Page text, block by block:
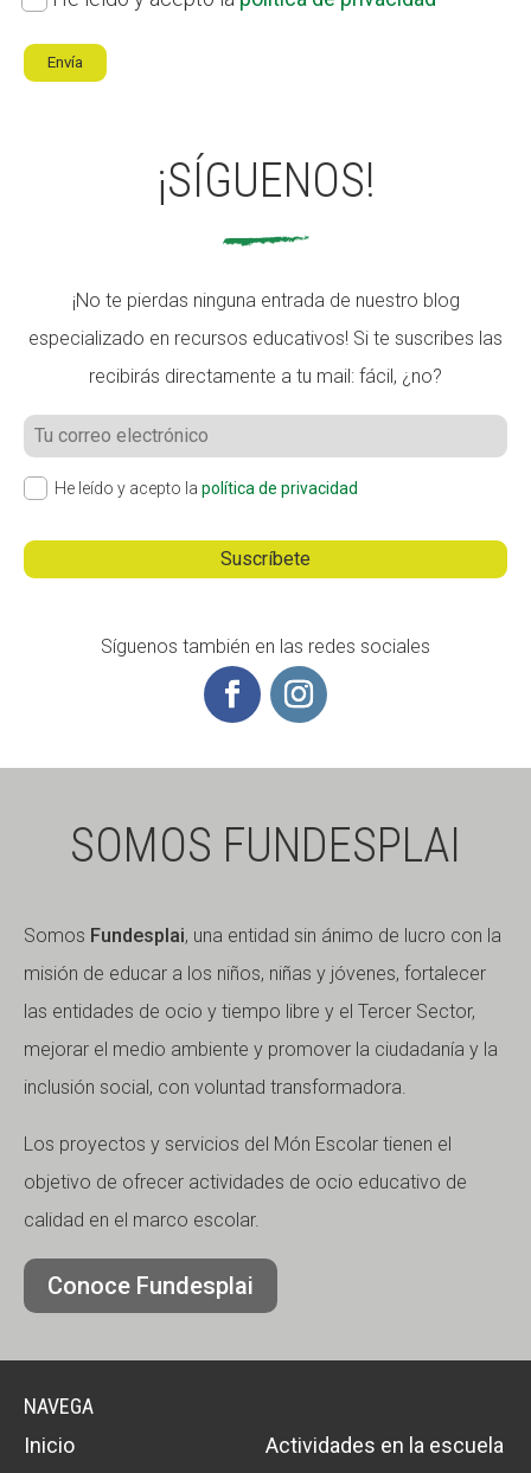
privacidad
¡SÍGUENOS!
¡No te pierdas ninguna entrada de nuestro blog
especializado en recursos educativos! Si te suscribes las
recibirás directamente a tu mail: fácil, ¿no?
He leído y acepto la política de privacidad
Síguenos también en las redes sociales
SOMOS FUNDESPLAI
Somos Fundesplai, una entidad sin ánimo de lucro con la
misión de educar a los niños, niñas y jóvenes, fortalecer
las entidades de ocio y tiempo libre y el Tercer Sector,
mejorar el medio ambiente y promover la ciudadanía y la
inclusión social, con voluntad transformadora.
Los proyectos y servicios del Món Escolar tienen el
objetivo de ofrecer actividades de ocio educativo de
calidad en el marco escolar.
Conoce Fundesplai
NAVEGA
Inicio
Actividades en la escuela